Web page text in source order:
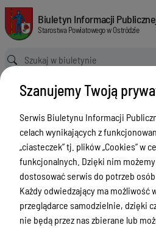
Zespół Placówek Pedagogicznych w
Biuletyn Informacji Publicznej Starostwa
Biuletyn Informacji
Starostwa Powiatowego w Ostródzie
Ścieżka powrotu
Strona główna
Jednostki organizacyjne: Szkoły i
Zespół Placówek Pedagogicznych w
Jednostki
placówki oświatowe
Menu Przedmiotowe
Starostwo Powiatowe
Poradnik Interesanta
Szanujemy Twoją
Serwis Biuletynu Informacji
celach wynikających z
„ciasteczek” tj. plików „Cookies” w
funkcjonalnych. Dzięki nim
dostosować serwis do potrzeb
Każdy odwiedzający ma możliwość
przeglądarce samodzielnie, dzięki
nie będą przez nas zbierane lub